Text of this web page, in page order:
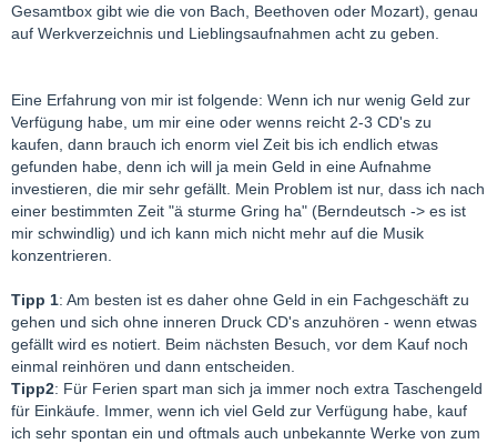
Gesamtbox gibt wie die von Bach, Beethoven oder Mozart), genau
auf Werkverzeichnis und Lieblingsaufnahmen acht zu geben.
Eine Erfahrung von mir ist folgende: Wenn ich nur wenig Geld zur
Verfügung habe, um mir eine oder wenns reicht 2-3 CD's zu
kaufen, dann brauch ich enorm viel Zeit bis ich endlich etwas
gefunden habe, denn ich will ja mein Geld in eine Aufnahme
investieren, die mir sehr gefällt. Mein Problem ist nur, dass ich nach
einer bestimmten Zeit "ä sturme Gring ha" (Berndeutsch -> es ist
mir schwindlig) und ich kann mich nicht mehr auf die Musik
konzentrieren.
Tipp 1: Am besten ist es daher ohne Geld in ein Fachgeschäft zu
gehen und sich ohne inneren Druck CD's anzuhören - wenn etwas
gefällt wird es notiert. Beim nächsten Besuch, vor dem Kauf noch
einmal reinhören und dann entscheiden.
Tipp2: Für Ferien spart man sich ja immer noch extra Taschengeld
für Einkäufe. Immer, wenn ich viel Geld zur Verfügung habe, kauf
ich sehr spontan ein und oftmals auch unbekannte Werke von zum